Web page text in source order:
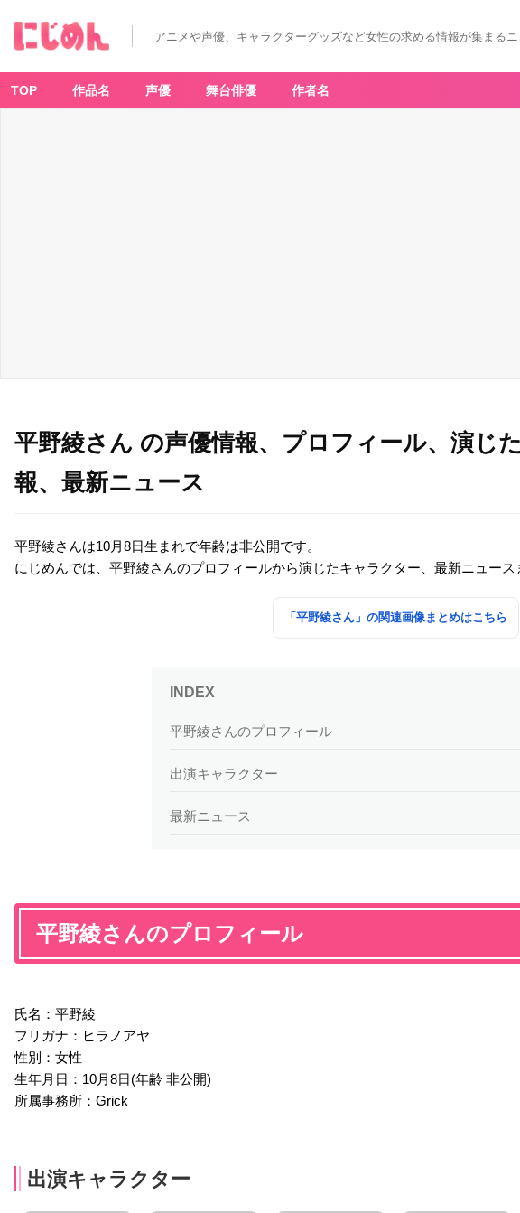
アニメや声優、キャラクターグッズなど女性の求める情報が集まるニ
TOP 作品名 声優 舞台俳優 作者名
平野綾さん の声優情報、プロフィール、演じ
報、最新ニュース
平野綾さんは10月8日生まれで年齢は非公開です。
にじめんでは、平野綾さんのプロフィールから演じたキャラクター、最新ニュース
「平野綾さん」の関連画像まとめはこちら
平野綾さんのプロフィール
出演キャラクター
最新ニュース
平野綾さんのプロフィール
氏名：平野綾
フリガナ：ヒラノアヤ
性別：女性
生年月日：10月8日(年齢 非公開)
所属事務所：Grick
出演キャラクター